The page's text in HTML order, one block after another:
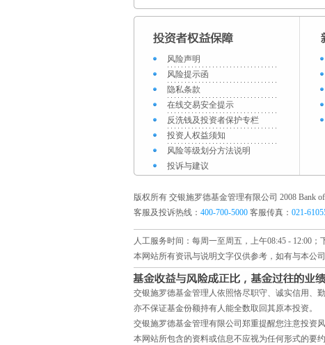
风险声明
风险提示函
隐私条款
在线交易安全提示
反洗钱及投资者保护专栏
投资人权益须知
风险等级划分方法说明
投诉与建议
版权所有 交银施罗德基金管理有限公司 2008 Bank of
客服及投诉热线： 400-700-5000 客服传真： 021-
人工服务时间：每周一至周五，上午08:45 - 12:00；
本网站所有资讯与说明文字仅供参考，如有与本公
交银施罗德基金管理人依照恪尽职守、诚实信用、
亦不保证基金份额持有人能全数取回其原本投资。
交银施罗德基金管理有限公司郑重提醒您注意投资
本网站所包含的资料或信息不应视为任何形式的要